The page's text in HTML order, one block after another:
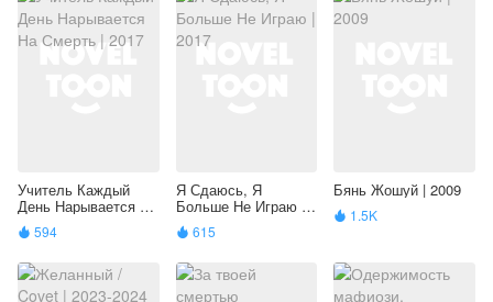
Учитель Каждый
День Нарывается На
Смерть | 2017
 594
Я Сдаюсь, Я
Больше Не Играю |
2017
 615
Бянь Жошуй | 2009
 1.5K